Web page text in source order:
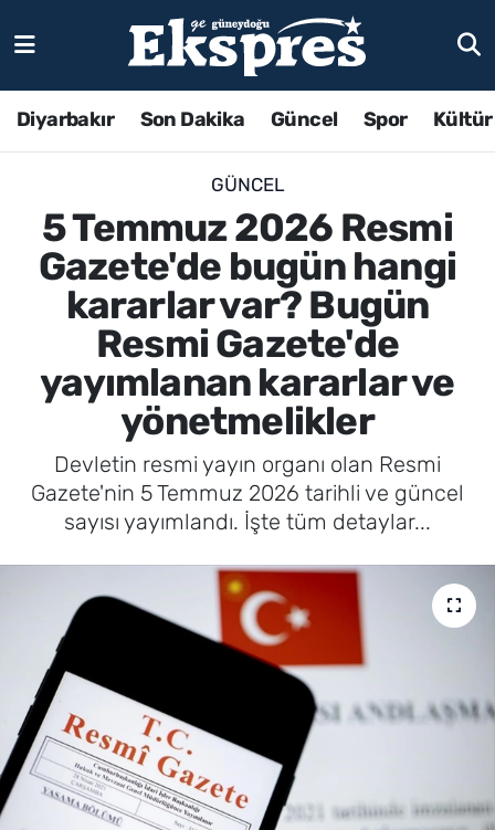
Diyarbakır Son Dakika Güncel Spor
GÜNCEL
5 Temmuz 2026 Resmi
Gazete'de bugün hangi
kararlar var? Bugün
Resmi Gazete'de
yayımlanan kararlar ve
yönetmelikler
Devletin resmi yayın organı olan Resmi
Gazete'nin 5 Temmuz 2026 tarihli ve güncel
sayısı yayımlandı. İşte tüm detaylar...